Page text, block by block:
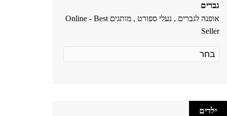
גברים
אופנה לגברים , נעלי ספורט , מותגים Online - Best
Seller
ילדים